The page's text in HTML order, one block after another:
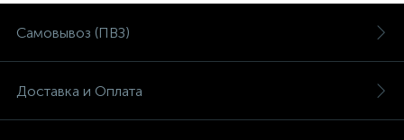
Самовывоз (ПВЗ)
Доставка и Оплата